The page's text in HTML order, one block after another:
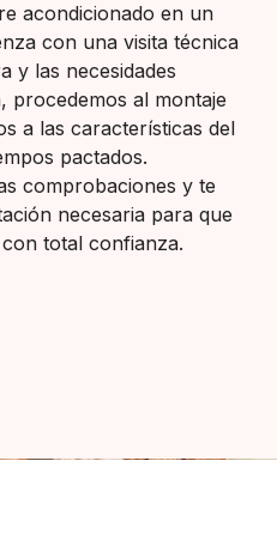
acondicionado en un
con una visita técnica
y las necesidades
procedemos al montaje
a las características del
pactados.
comprobaciones y te
necesaria para que
total confianza.